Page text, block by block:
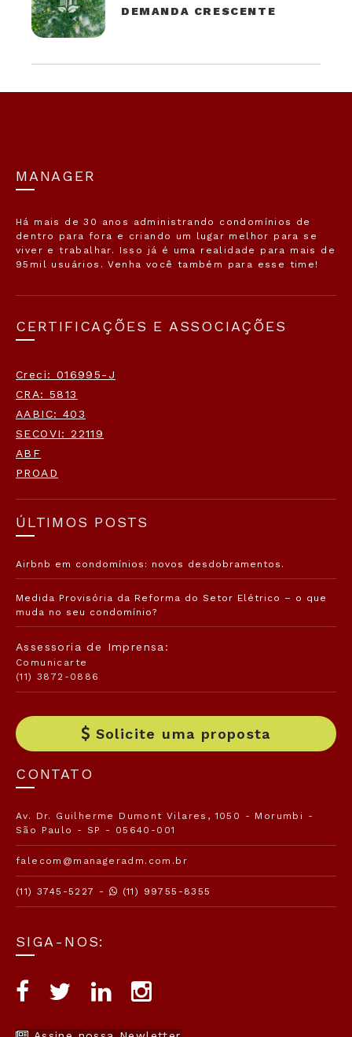
DEMANDA CRESCENTE
MANAGER
Há mais de 30 anos administrando condomínios de
dentro para fora e criando um lugar melhor para se
viver e trabalhar. Isso já é uma realidade para mais de
95mil usuários. Venha você também para esse time!
CERTIFICAÇÕES E ASSOCIAÇÕES
Creci: 016995-J
CRA: 5813
AABIC: 403
SECOVI: 22119
ABF
PROAD
ÚLTIMOS POSTS
Airbnb em condomínios: novos desdobramentos.
Medida Provisória da Reforma do Setor Elétrico – o que
muda no seu condomínio?
Assessoria de Imprensa:
Comunicarte
(11) 3872-0886
Solicite uma proposta
CONTATO
Av. Dr. Guilherme Dumont Vilares, 1050 - Morumbi -
São Paulo - SP - 05640-001
falecom@manageradm.com.br
(11) 3745-5227 - (11) 99755-8355
SIGA-NOS: